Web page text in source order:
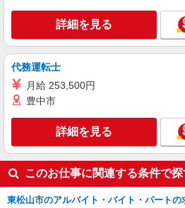
個別訪問(対面) 1件
談 1件：1,500〜
1,000円〜1,429円
します ※交通費・電
援内容により細則あり
【活動エリア】埼
キープ
業務委託
SOMPOヘルスサポート株式会社 全支援
特定保健指導（保
報酬：完全出来高制 報酬額（消費税抜
・事業所一括面談(
円 ・個別訪問(対面)
遠隔面談 1件：1500
件：1,000円〜1,429
※上記金額に消費税
【活動エリア】埼
キープ
詳細を見る
代務運転士
月給 253,500円
豊中市
詳細を見る
このお仕事に関連する条件で探
東松山市のアルバイト・バイト・パートの